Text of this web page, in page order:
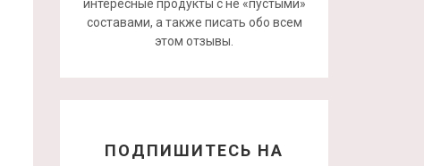
интересные продукты с не «пустыми»
составами, а также писать обо всем
этом отзывы.
ПОДПИШИТЕСЬ НА